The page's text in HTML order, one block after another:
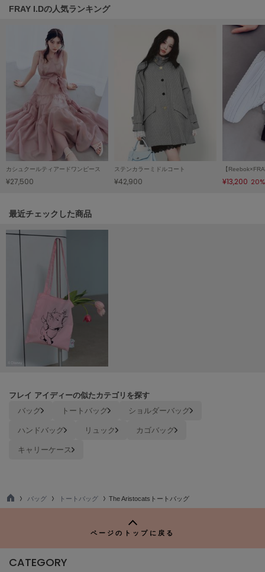
ル
le coq sportif
ルコックスポルティフ
LeSportsac
レスポートサック
LILY BROWN
リリーブラウン
LILY BROWN Lingerie
リリーブラウンランジェリー
LITTLE UNION TOKYO
リトルユニオン トウキョウ
made of Organics
MICHU COQUETTE
ミチュ コケット
MIESROHE
ミースロエ
miies miim
ミーエスミーム
ミラオーウェン
モワージュ
ミュシャ
nezu
FRAY I.Dの人気ランキング
カシュクールティアードワンピース
¥27,500
ステンカラーミドルコート
¥42,900 ¥13,200
関連記事
最近チェックした商品
フレイ アイディーの似たカテゴリを探す
バッグ トートバッグ
ショルダーバッグ
ハンドバッグ
リュック
カゴバッグ
キャリーケース
TO
バッグ トートバッグ The Aristocatsトートバッグ
ページのトップに戻る
CATEGORY